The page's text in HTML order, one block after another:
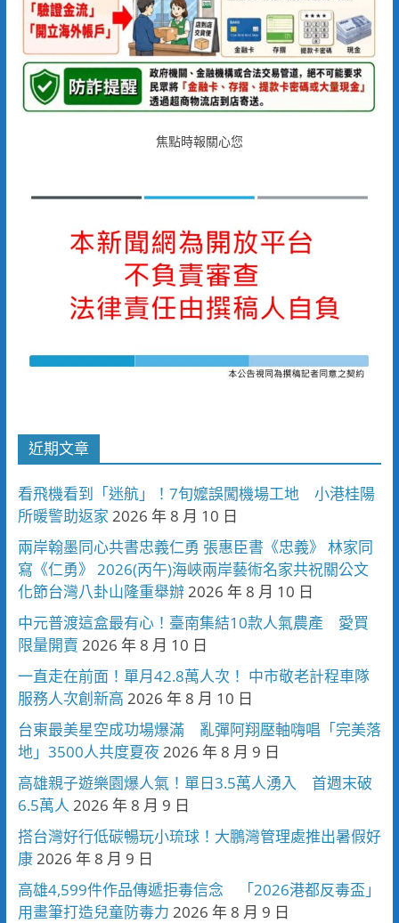
焦點時報關心您
近期文章
看飛機看到「迷航」！7旬嬤誤闖機場工地 小港桂陽
所暖警助返家 2026 年 8 月 10 日
兩岸翰墨同心共書忠義仁勇 張惠臣書《忠義》 林家同
寫《仁勇》 2026(丙午)海峽兩岸藝術名家共祝關公文
化節台灣八卦山隆重舉辦 2026 年 8 月 10 日
中元普渡這盒最有心！臺南集結10款人氣農產 愛買
限量開賣 2026 年 8 月 10 日
一直走在前面！單月42.8萬人次！ 中市敬老計程車隊
服務人次創新高 2026 年 8 月 10 日
台東最美星空成功場爆滿 亂彈阿翔壓軸嗨唱「完美落
地」3500人共度夏夜 2026 年 8 月 9 日
高雄親子遊樂園爆人氣！單日3.5萬人湧入 首週末破
6.5萬人 2026 年 8 月 9 日
搭台灣好行低碳暢玩小琉球！大鵬灣管理處推出暑假好
康 2026 年 8 月 9 日
高雄4,599件作品傳遞拒毒信念 「2026港都反毒盃」
用畫筆打造兒童防毒力 2026 年 8 月 9 日